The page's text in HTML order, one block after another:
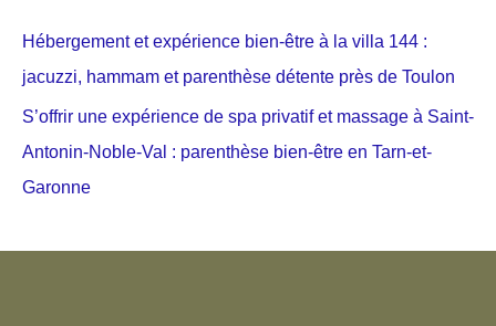
Hébergement et expérience bien-être à la villa 144 :
jacuzzi, hammam et parenthèse détente près de Toulon
S’offrir une expérience de spa privatif et massage à Saint-
Antonin-Noble-Val : parenthèse bien-être en Tarn-et-
Garonne